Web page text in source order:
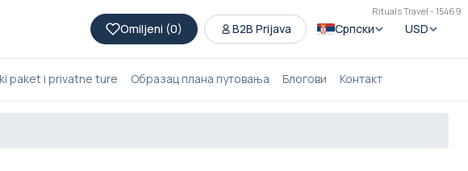
Rituals Travel - 15469
Omiljeni (0) B2B Prijava Српски USD
paket i privatne ture Образац плана путовања Блогови Контакт